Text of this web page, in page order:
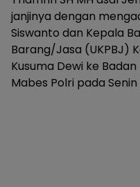
janjinya dengan
Siswanto dan Kepala
Barang/Jasa (UKPBJ)
Kusuma Dewi ke
Mabes Polri pada